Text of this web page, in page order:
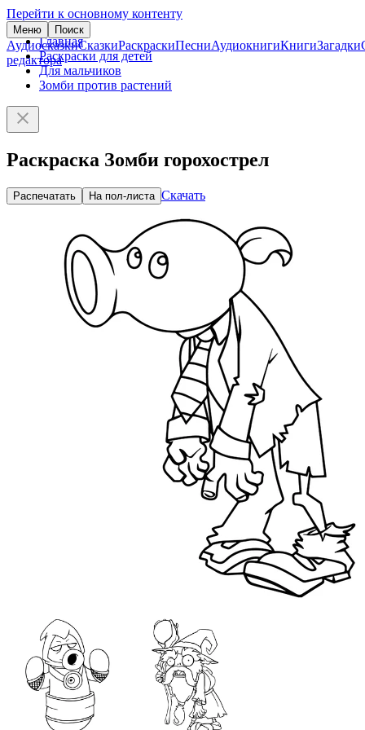
Перейти к основному контенту
Меню Поиск
АудиосказкиСказкиРаскраскиПесниАудиокнигиКнигиЗагадки
редактора
Главная
Раскраски для детей
Для мальчиков
Зомби против растений
Раскраска Зомби горохострел
Распечатать На пол-листа Скачать